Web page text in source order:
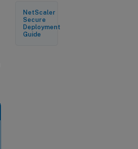
ligne de
commande
NetScaler
Secure
Deployment
Guide